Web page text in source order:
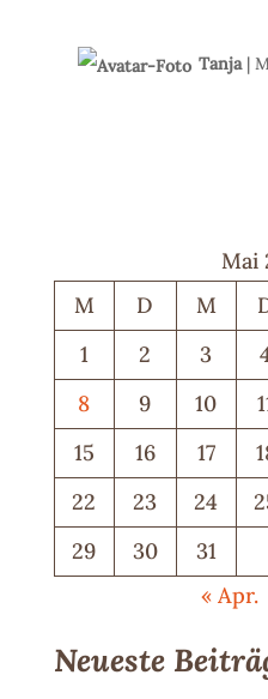
Tanja|
Mai
M
D M
1
2 3
8
9 10
15
16 17
22
23 24
29
30
31
« Apr.
Neueste